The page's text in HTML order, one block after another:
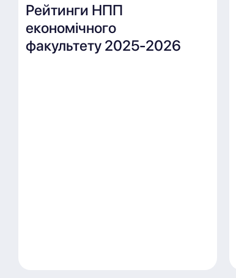
Рейтинги НПП
економічного
факультету 2025-2026